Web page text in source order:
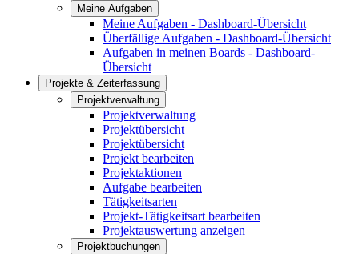
Meine Aufgaben
Meine Aufgaben - Dashboard-Übersicht
Überfällige Aufgaben - Dashboard-Übersicht
Aufgaben in meinen Boards - Dashboard-
Übersicht
Projekte & Zeiterfassung
Projektverwaltung
Projektverwaltung
Projektübersicht
Projektübersicht
Projekt bearbeiten
Projektaktionen
Aufgabe bearbeiten
Tätigkeitsarten
Projekt-Tätigkeitsart bearbeiten
Projektauswertung anzeigen
Projektbuchungen